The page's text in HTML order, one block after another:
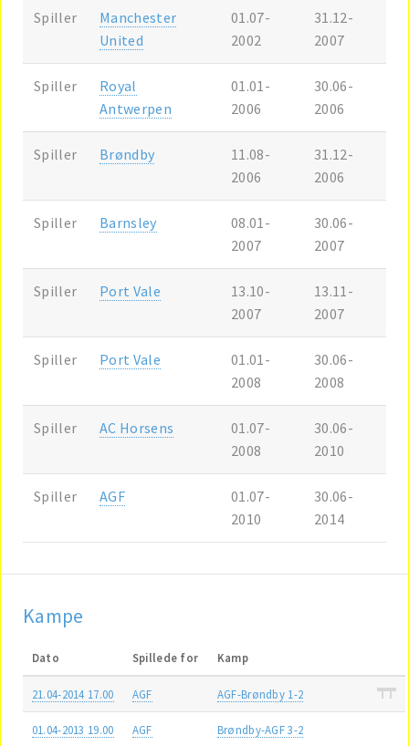
Spiller
Manchester
United
01.07-
2002
31.12-
2007
Spiller
Royal
Antwerpen
01.01-
2006
30.06-
2006
Spiller Brøndby
11.08-
2006
31.12-
2006
Spiller Barnsley
08.01-
2007
30.06-
2007
Spiller Port Vale
13.10-
2007
13.11-
2007
Spiller Port Vale
01.01-
2008
30.06-
2008
Spiller AC Horsens
01.07-
2008
30.06-
2010
Spiller AGF
01.07-
2010
30.06-
2014
Kampe
Dato Spillede for Kamp
21.04-2014 17.00 AGF AGF-Brøndby 1-2
01.04-2013 19.00 AGF Brøndby-AGF 3-2